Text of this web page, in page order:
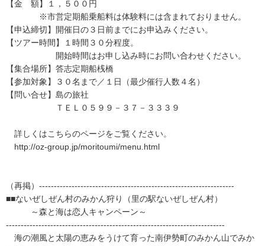
【金 額】１，５００円
※市営定期船乗船料は体験料には含まれておりません。
【申込締切】開催日の３日前までにお申込みください。
【ツアー時間】１時間３０分程度。
開始時間はお申し込み時にお問い合わせください。
【集合場所】答志定期船桟橋
【参加対象】３０名まで／１日（最少催行人数４名）
【問い合せ】島の旅社
ＴＥＬ０５９９－３７－３３３９
詳しくはこちらのページをご覧ください。
http://oz-group.jp/moritoumi/menu.html
（再掲）------------------------------------------------------------------
■■ないぜしぜん村のみかん狩り（里の駅ないぜしぜん村）
～森と海は恋人キャンペーン～
--------------------------------------------------------------------------
海の潮風と太陽の恵みをうけて育った南伊勢町のみかん山でみか